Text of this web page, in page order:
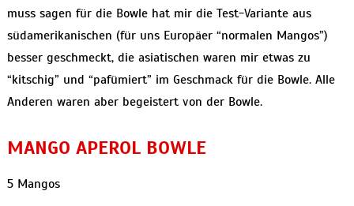
muss sagen für die Bowle hat mir die Test-Variante aus
südamerikanischen (für uns Europäer “normalen Mangos”)
besser geschmeckt, die asiatischen waren mir etwas zu
“kitschig” und “pafümiert” im Geschmack für die Bowle. Alle
Anderen waren aber begeistert von der Bowle.
MANGO APEROL BOWLE
5 Mangos